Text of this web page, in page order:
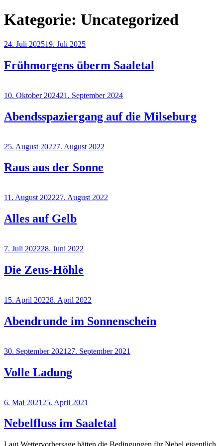
Kategorie: Uncategorized
Veröffentlicht
24. Juli 202519. Juli 2025
Frühmorgens überm Saaletal
Veröffentlicht
10. Oktober 202421. September 2024
Abendsspaziergang auf die Milseburg
Veröffentlicht
25. August 20227. August 2022
Raus aus der Sonne
Veröffentlicht
11. August 202227. August 2022
Alles auf Gelb
Veröffentlicht
7. Juli 202228. Juni 2022
Die Zeus-Höhle
Veröffentlicht
15. April 20228. April 2022
Abendrunde im Sonnenschein
Veröffentlicht
30. September 2021 27. September 2021
Volle Ladung
Veröffentlicht
6. Mai 2021 25. April 2021
Nebelfluss im Saaletal